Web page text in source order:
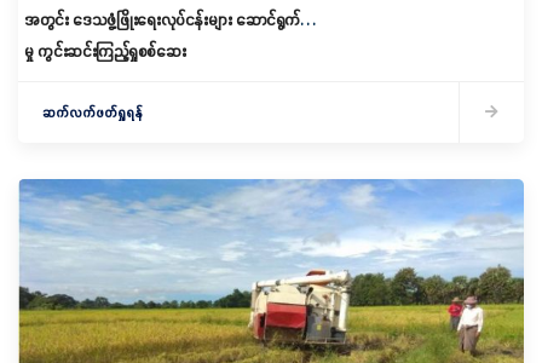
အတွင်း ဒေသဖွံ့ဖြိုးရေးလုပ်ငန်းများ ဆောင်ရွက်နေ
မှု ကွင်းဆင်းကြည့်ရှုစစ်ဆေး
ဆက်လက်ဖတ်ရှုရန်